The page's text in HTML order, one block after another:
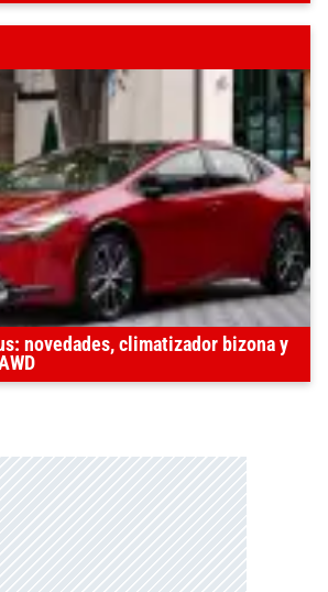
novedades, climatizador bizona y